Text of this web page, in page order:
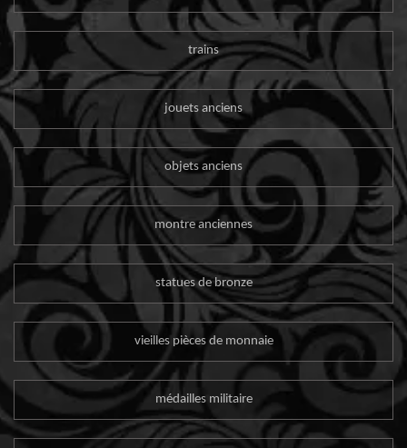
trains
jouets anciens
objets anciens
montre anciennes
statues de bronze
vieilles pièces de monnaie
médailles militaire